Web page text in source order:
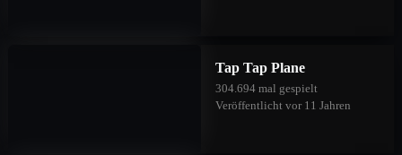
Tap Tap Plane
304.694 mal gespielt
Veröffentlicht vor 11 Jahren